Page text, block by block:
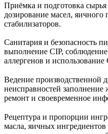
Приёмка и подготовка
дозирование масел, яичного
стабилизаторов.
Санитария и безопасность
выполнение CIP,
аллергенов и
Ведение производственной
неисправностей заполнение
ремонт и своевременное
Рецептура и пропорции
масла, яичных